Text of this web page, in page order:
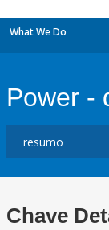
What We Do
Power -
Chave